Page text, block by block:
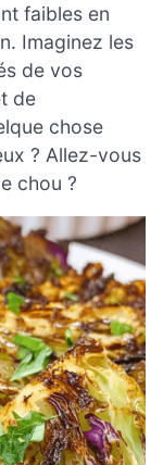
faibles en
Imaginez les
de vos
de
chose
? Allez-vous
chou ?